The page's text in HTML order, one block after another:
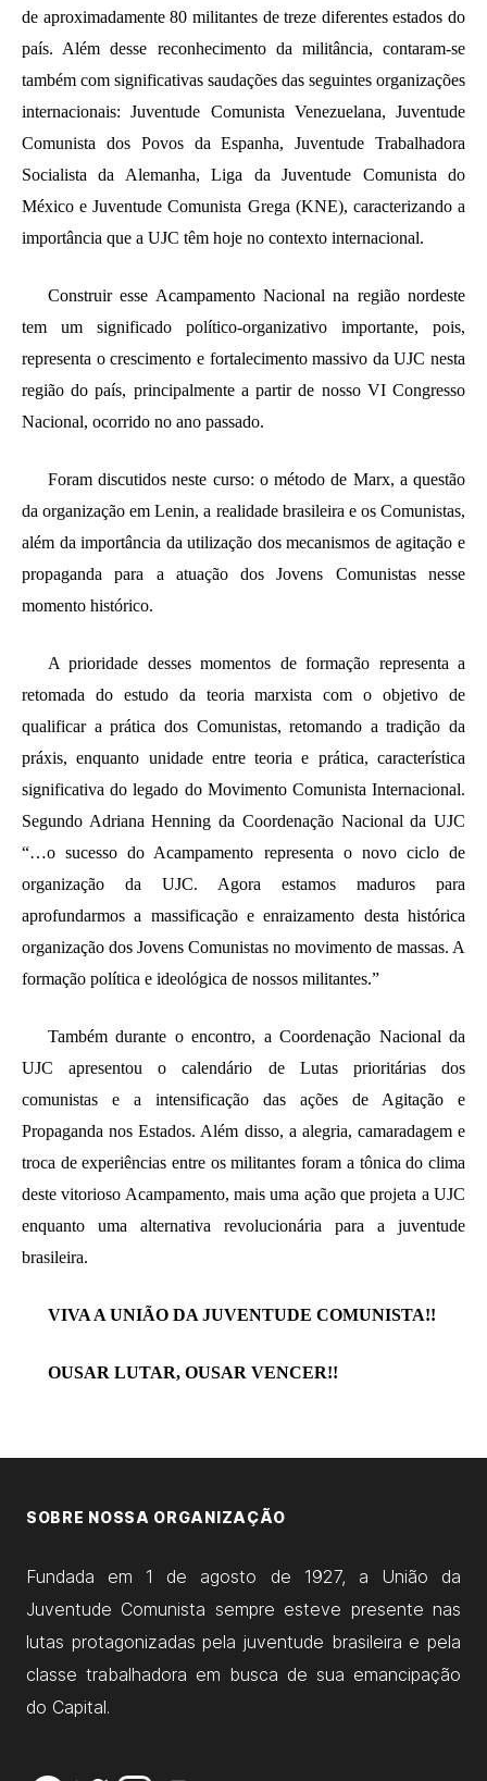
de aproximadamente 80 militantes de treze diferentes estados do
país. Além desse reconhecimento da militância, contaram-se
também com significativas saudações das seguintes organizações
internacionais: Juventude Comunista Venezuelana, Juventude
Comunista dos Povos da Espanha, Juventude Trabalhadora
Socialista da Alemanha, Liga da Juventude Comunista do
México e Juventude Comunista Grega (KNE), caracterizando a
importância que a UJC têm hoje no contexto internacional.
Construir esse Acampamento Nacional na região nordeste
tem um significado político-organizativo importante, pois,
representa o crescimento e fortalecimento massivo da UJC nesta
região do país, principalmente a partir de nosso VI Congresso
Nacional, ocorrido no ano passado.
Foram discutidos neste curso: o método de Marx, a questão
da organização em Lenin, a realidade brasileira e os Comunistas,
além da importância da utilização dos mecanismos de agitação e
propaganda para a atuação dos Jovens Comunistas nesse
momento histórico.
A prioridade desses momentos de formação representa a
retomada do estudo da teoria marxista com o objetivo de
qualificar a prática dos Comunistas, retomando a tradição da
práxis, enquanto unidade entre teoria e prática, característica
significativa do legado do Movimento Comunista Internacional.
Segundo Adriana Henning da Coordenação Nacional da UJC
“…o sucesso do Acampamento representa o novo ciclo de
organização da UJC. Agora estamos maduros para
aprofundarmos a massificação e enraizamento desta histórica
organização dos Jovens Comunistas no movimento de massas. A
formação política e ideológica de nossos militantes.”
Também durante o encontro, a Coordenação Nacional da
UJC apresentou o calendário de Lutas prioritárias dos
comunistas e a intensificação das ações de Agitação e
Propaganda nos Estados. Além disso, a alegria, camaradagem e
troca de experiências entre os militantes foram a tônica do clima
deste vitorioso Acampamento, mais uma ação que projeta a UJC
enquanto uma alternativa revolucionária para a juventude
brasileira.
VIVA A UNIÃO DA JUVENTUDE COMUNISTA!!
OUSAR LUTAR, OUSAR VENCER!!
SOBRE NOSSA ORGANIZAÇÃO
Fundada em 1 de agosto de 1927, a União da
Juventude Comunista sempre esteve presente nas
lutas protagonizadas pela juventude brasileira e pela
classe trabalhadora em busca de sua emancipação
do Capital.